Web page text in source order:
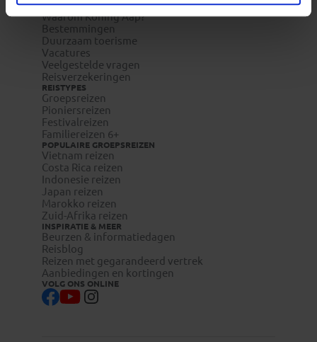
REIZEN MET KONING AAP
Waarom Koning Aap?
Bestemmingen
Duurzaam toerisme
Vacatures
Veelgestelde vragen
Reisverzekeringen
REISTYPES
Groepsreizen
Pioniersreizen
Festivalreizen
Familiereizen 6+
POPULAIRE GROEPSREIZEN
Vietnam reizen
Costa Rica reizen
Indonesie reizen
Japan reizen
Marokko reizen
Zuid-Afrika reizen
INSPIRATIE & MEER
Beurzen & informatiedagen
Reisblog
Reizen met gegarandeerd vertrek
Aanbiedingen en kortingen
VOLG ONS ONLINE